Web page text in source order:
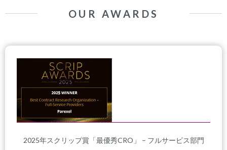
OUR AWARDS
2025年スクリップ賞「最優秀CRO」 – フルサービス部門